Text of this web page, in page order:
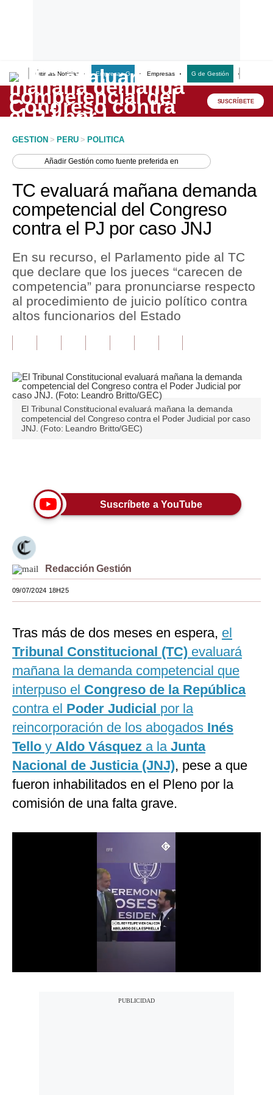
Últimas Noticias Empresas G Empresas G de Gestión
Lo último
Peru Quiosco
Economía
Mercados
Política
Tu Dinero
Finanzas Personales
Opinión
Editorial
Tendencias
Lujo
Viajes
Moda
Estilos
EEUU
España
Internacional
Tecnología
Club del Suscriptor
Mix
G de Gestión
Notas Contratadas
SUSCRÍBETE
GESTION > PERU > POLITICA
AñadirGestión como fuente preferida en
TC evaluará mañana demanda
competencial del Congreso
contra el PJ por caso JNJ
En su recurso, el Parlamento pide al TC
que declare que los jueces “carecen de
competencia” para pronunciarse respecto
al procedimiento de juicio político contra
altos funcionarios del Estado
El Tribunal Constitucional evaluará mañana la demanda
competencial del Congreso contra el Poder Judicial por caso
JNJ. (Foto: Leandro Britto/GEC)
Suscríbete a YouTube
Redacción Gestión
09/07/2024 18H25
Tras más de dos meses en espera, el
Tribunal Constitucional (TC) evaluará
mañana la demanda competencial que
interpuso el Congreso de la República
contra el Poder Judicial por la
reincorporación de los abogados Inés
Tello y Aldo Vásquez a la Junta
Nacional de Justicia (JNJ), pese a que
fueron inhabilitados en el Pleno por la
comisión de una falta grave.